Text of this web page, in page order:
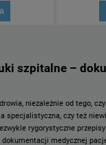
szpitalne –
niezależnie od tego,
specjalistyczna, czy też
rygorystyczne
medycznej